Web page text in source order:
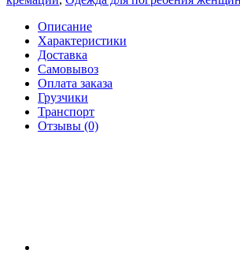
Описание
Характеристики
Доставка
Самовывоз
Оплата заказа
Грузчики
Транспорт
Отзывы (0)